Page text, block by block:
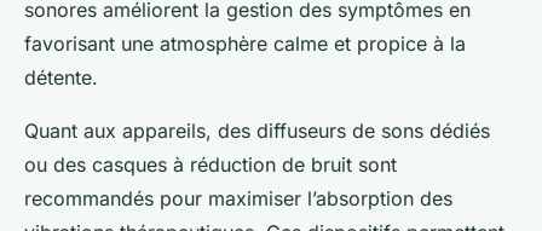
sonores améliorent la gestion des symptômes en
favorisant une atmosphère calme et propice à la
détente.
Quant aux appareils, des diffuseurs de sons dédiés
ou des casques à réduction de bruit sont
recommandés pour maximiser l’absorption des